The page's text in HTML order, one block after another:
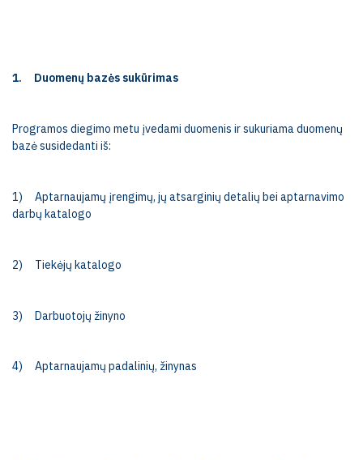
1. Duomenų bazės sukūrimas
Programos diegimo metu įvedami duomenis ir sukuriama duomenų
bazė susidedanti iš:
1)
Aptarnaujamų įrengimų, jų atsarginių detalių bei aptarnavimo
darbų katalogo
2) Tiekėjų katalogo
3) Darbuotojų žinyno
4) Aptarnaujamų padalinių, žinynas